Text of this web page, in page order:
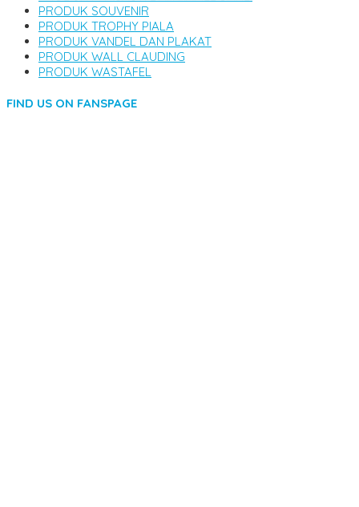
PRODUK SOUVENIR
PRODUK TROPHY PIALA
PRODUK VANDEL DAN PLAKAT
PRODUK WALL CLAUDING
PRODUK WASTAFEL
FIND US ON FANSPAGE